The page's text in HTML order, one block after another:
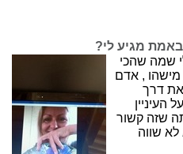
מגיע לי?
שמה שהכי
מישהו , אדם
דרך
שזה קשור
שווה